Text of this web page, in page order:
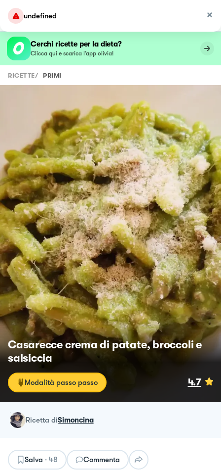
undefined
Cerchi ricette per la dieta?
Clicca qui e scarica l’app olivia!
RICETTE/ PRIMI
Casarecce crema di patate, broccoli e
salsiccia
Modalità passo passo 4.7
ricetta diSimoncina
Salva · 48 Commenta